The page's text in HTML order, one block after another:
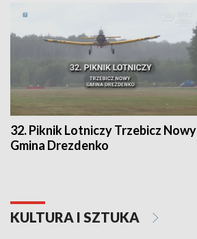
32. Piknik Lotniczy Trzebicz Nowy
Gmina Drezdenko
KULTURA I SZTUKA